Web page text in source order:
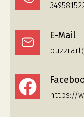
E-Mail
https://